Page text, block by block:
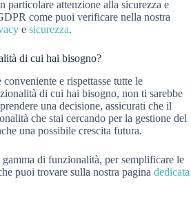
particolare attenzione alla sicurezza e
come puoi verificare nella nostra
e sicurezza.
di cui hai bisogno?
e rispettasse tutte le
di cui hai bisogno, non ti sarebbe
una decisione, assicurati che il
che stai cercando per la gestione del
una possibile crescita futura.
di funzionalità, per semplificare le
puoi trovare sulla nostra pagina dedicata